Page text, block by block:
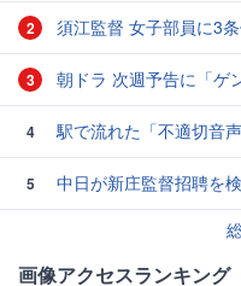
2 須江監督 女子部員に3
3 朝ドラ 次週予告に「ゲ
4 駅で流れた「不適切音
5
中日が新庄監督招聘を
画像アクセスランキング